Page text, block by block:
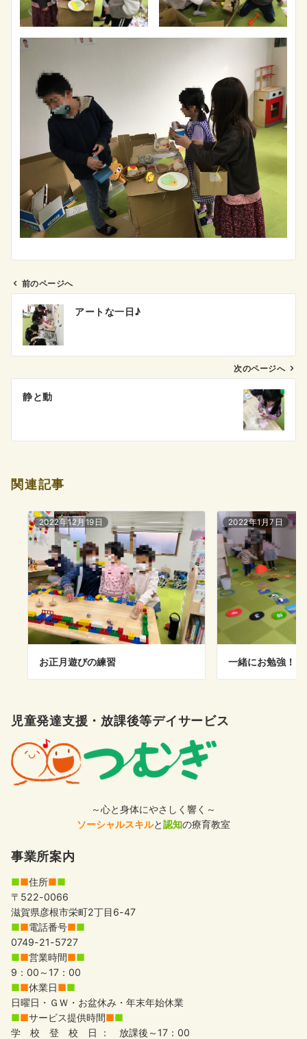
ビ
ン
前のページへ
アートな一日♪
次のページへ
静と動
関連記事
2022年12月19日
お正月遊びの練習
2022年1月7日
一緒にお勉強！
児童発達支援・放課後等デイサービス
～心と身体にやさしく響く～
ソーシャルスキルと認知の療育教室
事業所案内
■■住所■■
〒522-0066
滋賀県彦根市栄町2丁目6-47
■■電話番号■■
0749-21-5727
■■営業時間■■
9：00～17：00
■■休業日■■
日曜日・ＧＷ・お盆休み・年末年始休業
■■サービス提供時間■■
学 校 登 校 日 ： 放課後～17：00